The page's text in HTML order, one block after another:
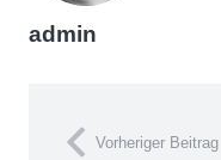
admin
Vorheriger Beitrag